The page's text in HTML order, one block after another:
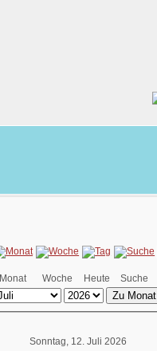
Monat Woche Heute Suche
Zu Monat
Sonntag, 12. Juli 2026